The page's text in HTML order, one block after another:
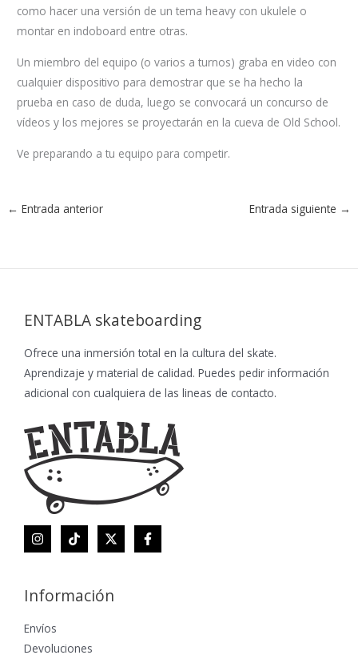
como hacer una versión de un tema heavy con ukulele o
montar en indoboard entre otras.
Un miembro del equipo (o varios a turnos) graba en video con
cualquier dispositivo para demostrar que se ha hecho la
prueba en caso de duda, luego se convocará un concurso de
vídeos y los mejores se proyectarán en la cueva de Old School.
Ve preparando a tu equipo para competir.
← Entrada anterior Entrada siguiente →
ENTABLA skateboarding
Ofrece una inmersión total en la cultura del skate.
Aprendizaje y material de calidad. Puedes pedir información
adicional con cualquiera de las lineas de contacto.
Información
Envíos
Devoluciones